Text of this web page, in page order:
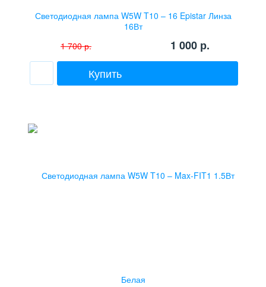
Светодиодная лампа W5W T10 – 16 Epistar Линза
16Вт
1 700р. 1 000 р.
Купить